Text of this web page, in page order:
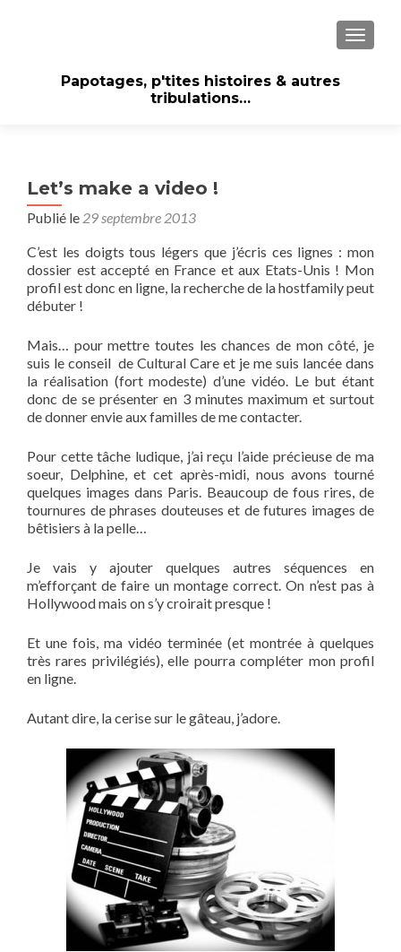
Papotages, p'tites histoires & autres
tribulations…
Let’s make a video !
Publié le 29 septembre 2013
C’est les doigts tous légers que j’écris ces lignes : mon
dossier est accepté en France et aux Etats-Unis ! Mon
profil est donc en ligne, la recherche de la hostfamily peut
débuter !
Mais… pour mettre toutes les chances de mon côté, je
suis le conseil de Cultural Care et je me suis lancée dans
la réalisation (fort modeste) d’une vidéo. Le but étant
donc de se présenter en 3 minutes maximum et surtout
de donner envie aux familles de me contacter.
Pour cette tâche ludique, j’ai reçu l’aide précieuse de ma
soeur, Delphine, et cet après-midi, nous avons tourné
quelques images dans Paris. Beaucoup de fous rires, de
tournures de phrases douteuses et de futures images de
bêtisiers à la pelle…
Je vais y ajouter quelques autres séquences en
m’efforçant de faire un montage correct. On n’est pas à
Hollywood mais on s’y croirait presque !
Et une fois, ma vidéo terminée (et montrée à quelques
très rares privilégiés), elle pourra compléter mon profil
en ligne.
Autant dire, la cerise sur le gâteau, j’adore.